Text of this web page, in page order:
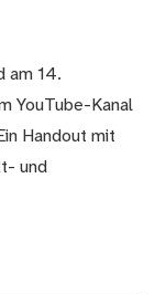
am 14.
YouTube-Kanal
Handout mit
und